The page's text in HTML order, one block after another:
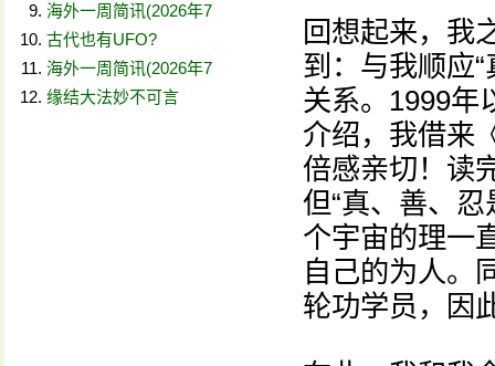
海外一周简讯(2026年7
古代也有UFO?
海外一周简讯(2026年7
缘结大法妙不可言
回想起来，我
到：与我顺应
关系。1999年
介绍，我借来
倍感亲切！读
但“真、善、
个宇宙的理一
自己的为人。
轮功学员，因